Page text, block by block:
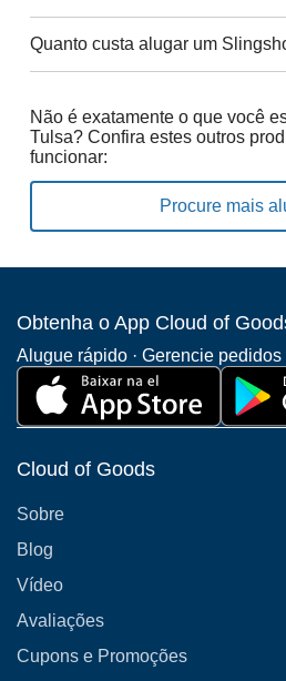
Quanto custa alugar um
Não é exatamente o que você
Tulsa? Confira estes outros
funcionar:
Procure mais
Obtenha o App Cloud of
Alugue rápido · Gerencie pedidos
Cloud of Goods
Sobre
Blog
Vídeo
Avaliações
Cupons e Promoções